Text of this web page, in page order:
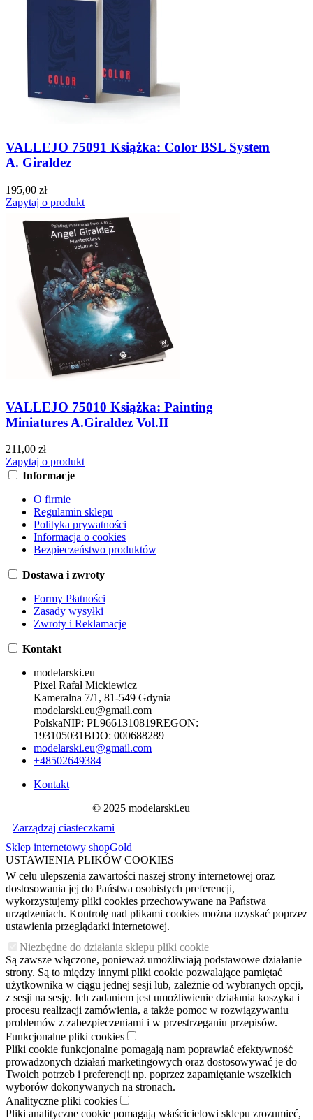
VALLEJO 75091 Książka: Color BSL System
A. Giraldez
195,00 zł
Zapytaj o produkt
VALLEJO 75010 Książka: Painting
Miniatures A.Giraldez Vol.II
211,00 zł
Zapytaj o produkt
Informacje
O firmie
Regulamin sklepu
Polityka prywatności
Informacja o cookies
Bezpieczeństwo produktów
Dostawa i zwroty
Formy Płatności
Zasady wysyłki
Zwroty i Reklamacje
Kontakt
modelarski.eu
Pixel Rafał Mickiewicz
Kameralna 7/1, 81-549 Gdynia
modelarski.eu@gmail.com
PolskaNIP: PL9661310819REGON:
193105031BDO: 000688289
modelarski.eu@gmail.com
+48502649384
Kontakt
© 2025 modelarski.eu
Zarządzaj ciasteczkami
Sklep internetowy shopGold
USTAWIENIA PLIKÓW COOKIES
W celu ulepszenia zawartości naszej strony internetowej oraz
dostosowania jej do Państwa osobistych preferencji,
wykorzystujemy pliki cookies przechowywane na Państwa
urządzeniach. Kontrolę nad plikami cookies można uzyskać poprzez
ustawienia przeglądarki internetowej.
Niezbędne do działania sklepu pliki cookie
Są zawsze włączone, ponieważ umożliwiają podstawowe działanie
strony. Są to między innymi pliki cookie pozwalające pamiętać
użytkownika w ciągu jednej sesji lub, zależnie od wybranych opcji,
z sesji na sesję. Ich zadaniem jest umożliwienie działania koszyka i
procesu realizacji zamówienia, a także pomoc w rozwiązywaniu
problemów z zabezpieczeniami i w przestrzeganiu przepisów.
Funkcjonalne pliki cookies
Pliki cookie funkcjonalne pomagają nam poprawiać efektywność
prowadzonych działań marketingowych oraz dostosowywać je do
Twoich potrzeb i preferencji np. poprzez zapamiętanie wszelkich
wyborów dokonywanych na stronach.
Analityczne pliki cookies
Pliki analityczne cookie pomagają właścicielowi sklepu zrozumieć,